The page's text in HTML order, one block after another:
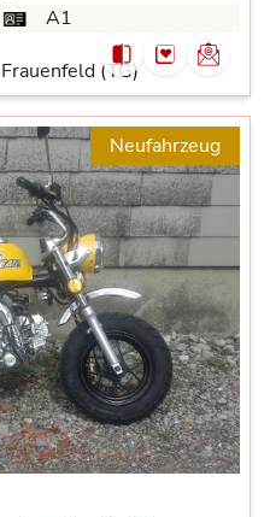
A1
(TG)
Neufahrzeug